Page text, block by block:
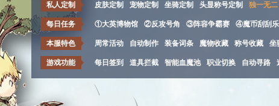
私人定制 皮肤定制 宠物定制 坐骑定制 头显称号定制 独一无二
每日任务 ①大英博物馆 ②反攻号角 ③阵容争霸赛 ④魔币刮刮乐
本服特色 周常活动 自动制作 装备词条 魔物收藏 称号收藏 坐
游戏功能 每日签到 道具拦截 智能血魔池 职业切换 自动寻路